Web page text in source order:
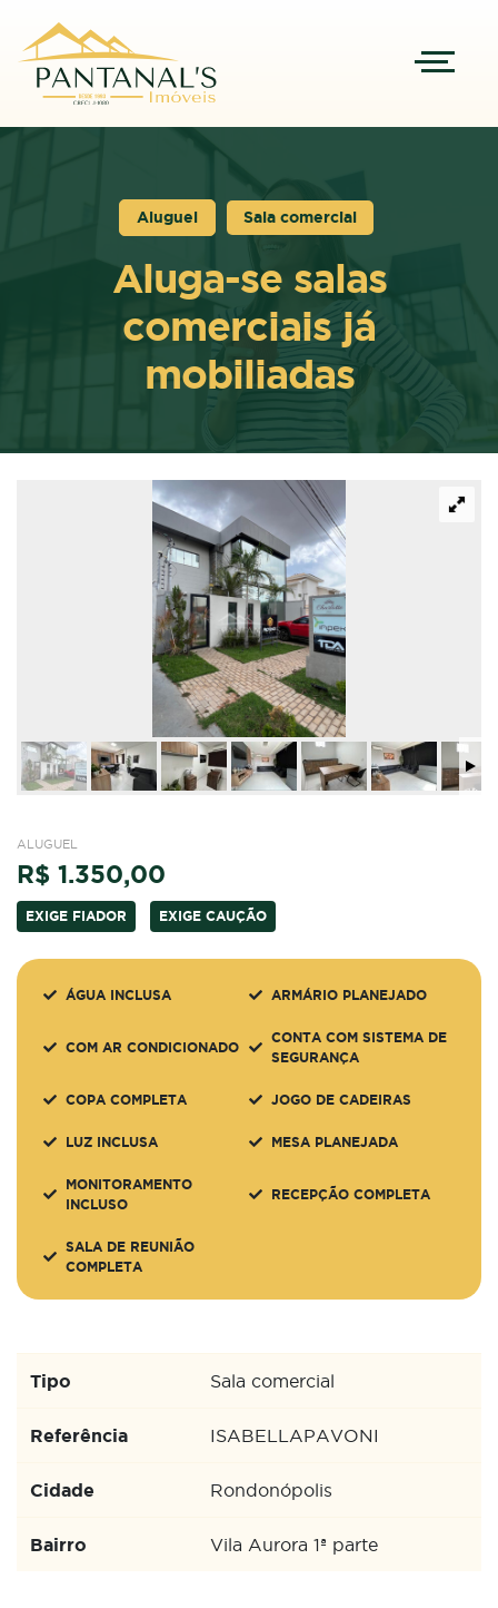
Aluguel Sala comercial
Aluga-se salas
comerciais já
mobiliadas
ALUGUEL
R$ 1.350,00
EXIGE FIADOR EXIGE CAUÇÃO
ÁGUA INCLUSA ARMÁRIO PLANEJADO
COM AR CONDICIONADO
CONTA COM SISTEMA DE
SEGURANÇA
COPA COMPLETA JOGO DE CADEIRAS
LUZ INCLUSA MESA PLANEJADA
MONITORAMENTO
INCLUSO
RECEPÇÃO COMPLETA
SALA DE REUNIÃO
COMPLETA
Tipo Sala comercial
Referência ISABELLAPAVONI
Cidade Rondonópolis
Bairro Vila Aurora 1ª parte